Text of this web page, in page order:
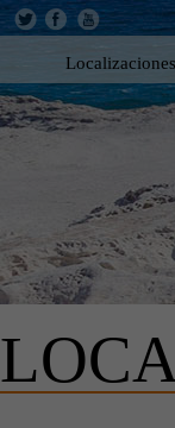
Localizaciones